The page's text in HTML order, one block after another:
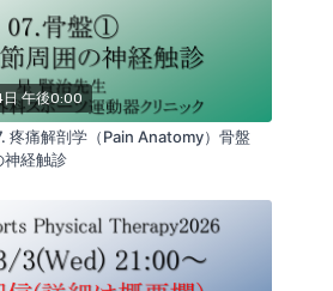
きます。
・伊藤博志先生・蒲田和芳）
日 午後0:00
疼痛解剖学（Pain Anatomy）骨盤
経触診